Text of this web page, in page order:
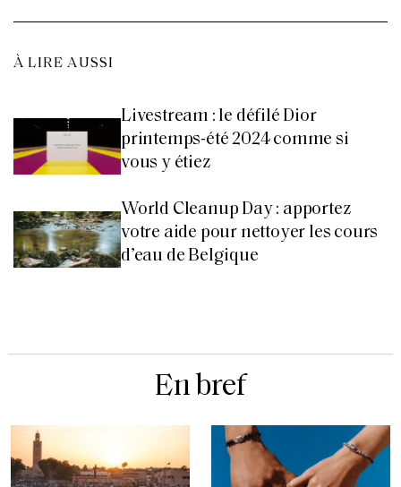
À LIRE AUSSI
Livestream : le défilé Dior
printemps-été 2024 comme si
vous y étiez
World Cleanup Day : apportez
votre aide pour nettoyer les cours
d’eau de Belgique
En bref